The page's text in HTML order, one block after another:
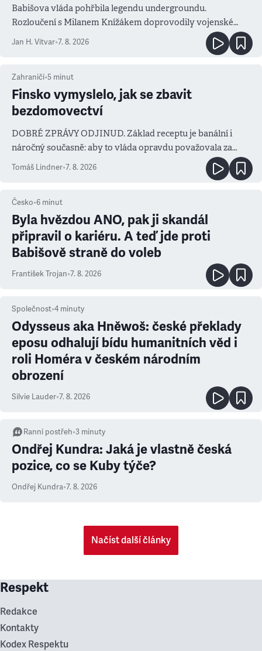
Babišova vláda pohřbila legendu undergroundu.
Rozloučení s Milanem Knížákem doprovodily vojenské
Jan H. Vitvar•7. 8. 2026
Zahraničí•5 minut
Finsko vymyslelo, jak se zbavit
bezdomovectví
DOBRÉ ZPRÁVY ODJINUD. Základ receptu je banální i
náročný současně: aby to vláda opravdu považovala za
Tomáš Lindner•7. 8. 2026
Česko•6 minut
Byla hvězdou ANO, pak ji skandál
připravil o kariéru. A teď jde proti
Babišově straně do voleb
František Trojan•7. 8. 2026
Společnost•4 minuty
Odysseus aka Hněwoš: české překlady
eposu odhalují bídu humanitních věd i
roli Homéra v českém národním
obrození
Silvie Lauder•7. 8. 2026
Ranní postřeh•3 minuty
Ondřej Kundra: Jaká je vlastně česká
pozice, co se Kuby týče?
Ondřej Kundra•7. 8. 2026
Načíst další články
Respekt
Redakce
Kontakty
Kodex Respektu